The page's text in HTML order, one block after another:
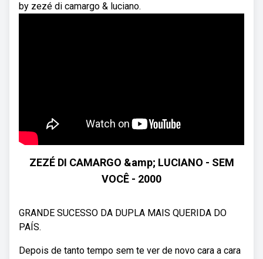
by zezé di camargo & luciano.
ZEZÉ DI CAMARGO &amp; LUCIANO - SEM
VOCÊ - 2000
GRANDE SUCESSO DA DUPLA MAIS QUERIDA DO
PAÍS.
Depois de tanto tempo sem te ver de novo cara a cara